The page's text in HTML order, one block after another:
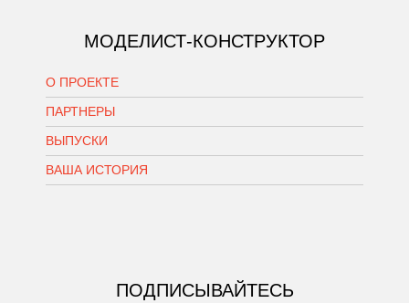
МОДЕЛИСТ-КОНСТРУКТОР
О ПРОЕКТЕ
ПАРТНЕРЫ
ВЫПУСКИ
ВАША ИСТОРИЯ
ПОДПИСЫВАЙТЕСЬ